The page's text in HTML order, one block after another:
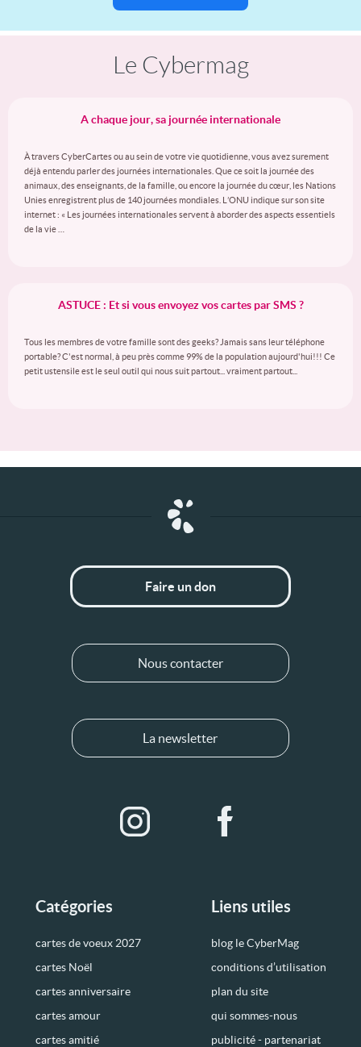
Le Cybermag
A chaque jour, sa journée internationale
À travers CyberCartes ou au sein de votre vie quotidienne, vous avez surement
déjà entendu parler des journées internationales. Que ce soit la journée des
animaux, des enseignants, de la famille, ou encore la journée du cœur, les Nations
Unies enregistrent plus de 140 journées mondiales. L’ONU indique sur son site
internet : « Les journées internationales servent à aborder des aspects essentiels
de la vie …
ASTUCE : Et si vous envoyez vos cartes par SMS ?
Tous les membres de votre famille sont des geeks? Jamais sans leur téléphone
portable? C'est normal, à peu près comme 99% de la population aujourd'hui!!! Ce
petit ustensile est le seul outil qui nous suit partout... vraiment partout...
Catégories
cartes de voeux 2027
cartes Noël
cartes anniversaire
cartes amour
cartes amitié
Liens utiles
blog le CyberMag
conditions d’utilisation
plan du site
qui sommes-nous
publicité - partenariat
Faire un don
Nous contacter
La newsletter